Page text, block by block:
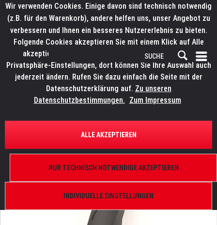
ÜBERSICHT ERSATZTEILE
Robin MMX Spot, Robin MMX Blade
Wir verwenden Cookies. Einige davon sind technisch notwendig
(z.B. für den Warenkorb), andere helfen uns, unser Angebot zu
verbessern und Ihnen ein besseres Nutzererlebnis zu bieten.
Folgende Cookies akzeptieren Sie mit einem Klick auf Alle
akzeptieren. Weitere Informationen finden Sie in den
Privatsphäre-Einstellungen, dort können Sie Ihre Auswahl auch
jederzeit ändern. Rufen Sie dazu einfach die Seite mit der
Datenschutzerklärung auf. Zu unseren
Datenschutzbestimmungen. Zum Impressum
INDIVIDUELLE EINSTELLUNGEN
NUR TECHNISCH NOTWENDIGE AKZEPTIEREN
ALLE AKZEPTIEREN